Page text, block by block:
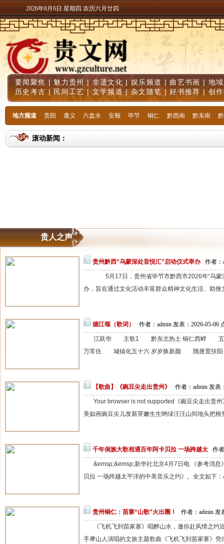
2026年8月6日 星期四 农历六月廿四
要闻聚焦| 魅力贵州|非遗文化 |娱乐频道 | 曲艺书画 | 地
历史考古 | 民间工艺 |文学频道|杂文随笔 |好书推荐 | 创
地方频道 贵阳 遵义 六盘水 安顺 毕节 铜仁 黔西南 黔东南
滚动新闻：
贵人之声
贵州黔西“乌蒙深处音悦汇”启动仪式举办 作者：
5月17日，贵州省毕节市黔西市2026年“乌蒙
办，旨在通过文化活动丰富群众精神文化生活、助
德江颂（歌词） 作者：admin 发表：2026-05-06
江跃华 主歌1 黔东北热土 铜仁西畔 五
万常住 城镇化五十六 岁岁换新颜 隋唐置扶阳
【歌曲】《豌豆尖走出贵州》 作者：admin 发表
Your browser is not supported《豌豆尖走出贵
美如画豌豆尖儿发新芽嫩生生哟绿汪汪山间地头把根
千年侗族大歌相遇百年阿卡贝拉 一场跨越太 作
&emsp;&emsp;新华社北京4月7日电 《参考消
贝拉 一场跨越太平洋的中美音乐之约》。全文如下
贵州铜仁：苗寨“山歌”火出圈！ 作者：admin 发
《飞机飞到苗家寨》唱醉山水，邀你赴风情之
手摩山人演唱的文旅主题歌曲《飞机飞到苗家寨》